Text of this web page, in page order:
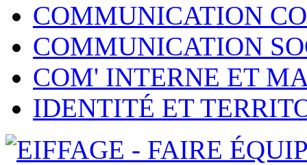
COMMUNICATION
COMMUNICATION
COM' INTERNE ET
IDENTITÉ ET